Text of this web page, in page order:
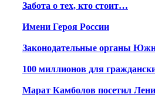
Забота о тех, кто стоит…
Имени Героя России
Законодательные органы
100 миллионов для
Марат Камболов посетил